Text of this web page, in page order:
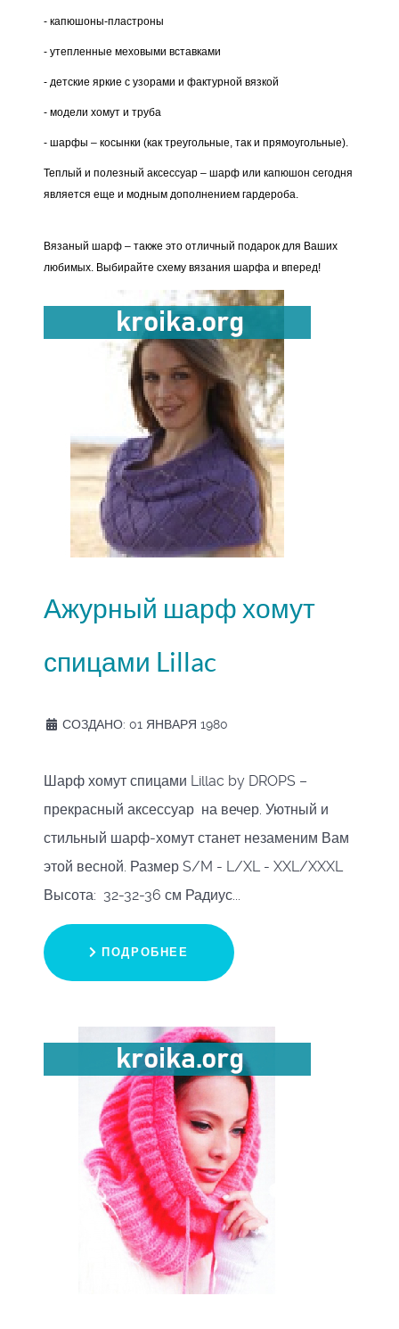
- капюшоны-пластроны
- утепленные меховыми вставками
- детские яркие с узорами и фактурной вязкой
- модели хомут и труба
- шарфы – косынки (как треугольные, так и прямоугольные).
Теплый и полезный аксессуар – шарф или капюшон сегодня
является еще и модным дополнением гардероба.
Вязаный шарф – также это отличный подарок для Ваших
любимых. Выбирайте схему вязания шарфа и вперед!
Ажурный шарф хомут
спицами Lillac
СОЗДАНО: 01 ЯНВАРЯ 1980
Шарф хомут спицами Lillac by DROPS –
прекрасный аксессуар на вечер. Уютный и
стильный шарф-хомут станет незаменим Вам
этой весной. Размер S/M - L/XL - XXL/XXXL
Высота: 32-32-36 см Радиус...
ПОДРОБНЕЕ